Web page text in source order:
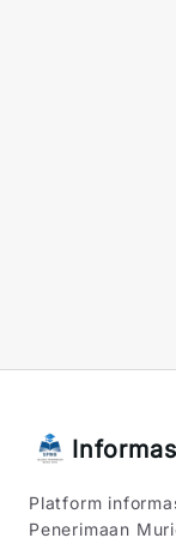
Platform
Penerimaan